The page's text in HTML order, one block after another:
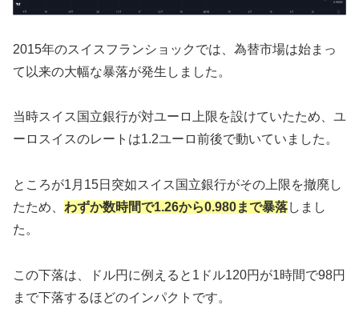
2015年のスイスフランショックでは、為替市場は始まっ
て以来の大幅な暴落が発生しました。
当時スイス国立銀行が対ユーロ上限を設けていたため、ユ
ーロスイスのレートは1.2ユーロ前後で動いていました。
ところが1月15日突如スイス国立銀行がその上限を撤廃し
たため、 わずか数時間で1.26から0.980まで暴落しまし
た。
この下落は、ドル円に例えると1ドル120円が1時間で98円
まで下落するほどのインパクトです。